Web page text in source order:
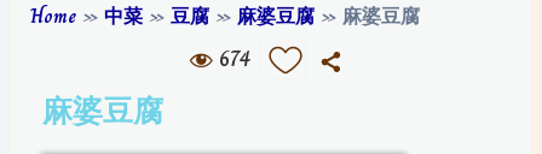
Home »中菜 »豆腐 »麻婆豆腐 »麻婆豆腐
674
麻婆豆腐